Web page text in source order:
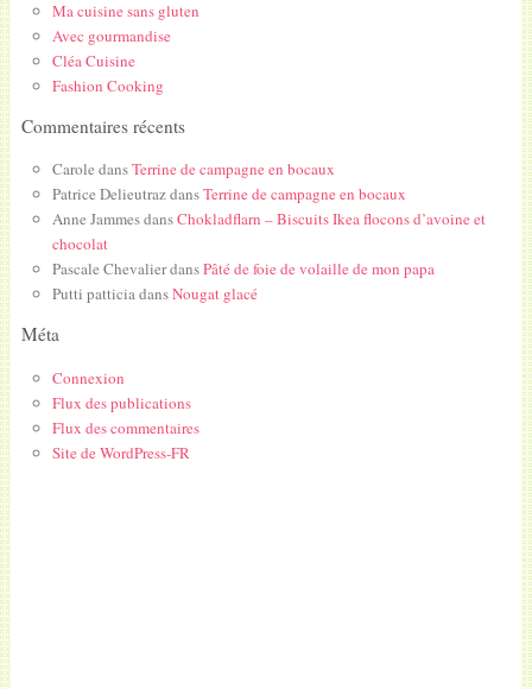
Ma cuisine sans gluten
Avec gourmandise
Cléa Cuisine
Fashion Cooking
Commentaires récents
Carole dansTerrine de campagne en bocaux
Patrice DelieutrazdansTerrine de campagne en bocaux
Anne JammesdansChokladflarn – Biscuits Ikea flocons d’avoine et
chocolat
Pascale ChevalierdansPâté de foie de volaille de mon papa
Putti patticiadansNougat glacé
Méta
Connexion
Flux des publications
Flux des commentaires
Site de WordPress-FR